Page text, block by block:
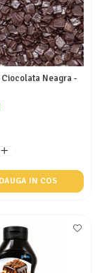
Ciocolata Neagra -
IN COS